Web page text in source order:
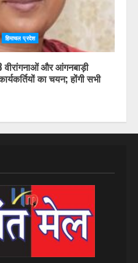
हिमाचल प्रदेश
वीरांगनाओं और आंगनबाड़ी
का चयन; होंगी सभी